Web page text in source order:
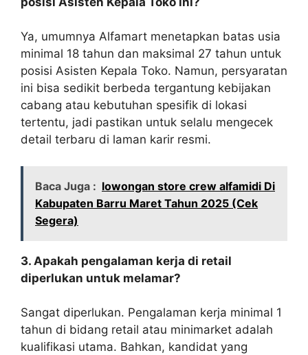
Ya, umumnya Alfamart menetapkan batas usia
minimal 18 tahun dan maksimal 27 tahun untuk
posisi Asisten Kepala Toko. Namun, persyaratan
ini bisa sedikit berbeda tergantung kebijakan
cabang atau kebutuhan spesifik di lokasi
tertentu, jadi pastikan untuk selalu mengecek
detail terbaru di laman karir resmi.
Baca Juga : lowongan store crew alfamidi Di
Kabupaten Barru Maret Tahun 2025 (Cek
Segera)
3. Apakah pengalaman kerja di retail
diperlukan untuk melamar?
Sangat diperlukan. Pengalaman kerja minimal 1
tahun di bidang retail atau minimarket adalah
kualifikasi utama. Bahkan, kandidat yang